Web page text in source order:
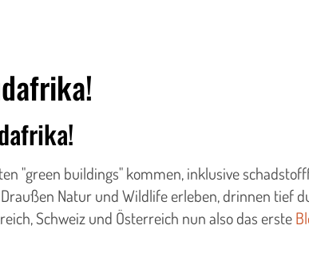
"green buildings" kommen, inklusive
Natur und Wildlife erleben, drinnen tief
Schweiz und Österreich nun also das erste